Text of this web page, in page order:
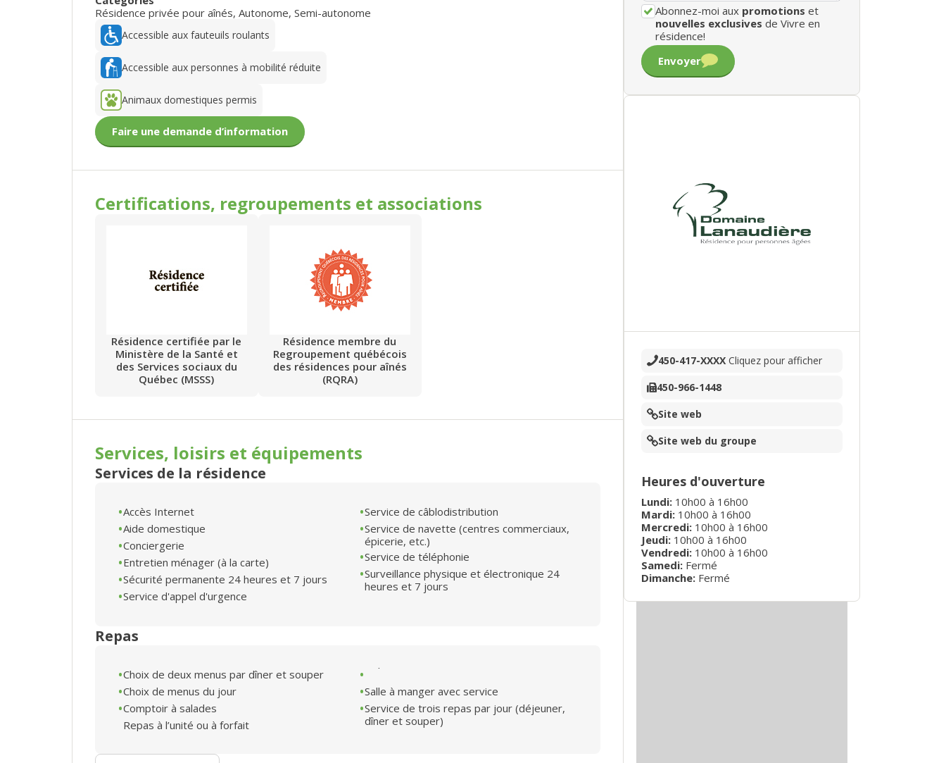
Résidence privée pour aînés, Autonome, Semi-autonome
Accessible aux fauteuils roulants
Accessible aux personnes à mobilité réduite
Animaux domestiques permis
Faire une demande d’information
Certifications, regroupements et associations
Résidence certifiée par le
Ministère de la Santé et
des Services sociaux du
Québec (MSSS)
Résidence membre du
Regroupement québécois
des résidences pour aînés
(RQRA)
Services, loisirs et équipements
Services de la résidence
Accès Internet
Aide domestique
Conciergerie
Entretien ménager (à la carte)
Sécurité permanente 24 heures et 7 jours
Service d'appel d'urgence
Service de câblodistribution
Service de navette (centres commerciaux,
épicerie, etc.)
Service de téléphonie
Surveillance physique et électronique 24
heures et 7 jours
Repas
Choix de deux menus par dîner et souper
Choix de menus du jour
Comptoir à salades
Repas à l’unité ou à forfait
Salle à manger avec service
Service de trois repas par jour (déjeuner,
dîner et souper)
Abonnez-moi aux promotions et
nouvelles exclusives de Vivre en
résidence!
Envoyer
450-417-XXXX Cliquez pour afficher
450-966-1448
Site web
Site web du groupe
Heures d'ouverture
Lundi: 10h00 à 16h00
Mardi: 10h00 à 16h00
Mercredi: 10h00 à 16h00
Jeudi: 10h00 à 16h00
Vendredi: 10h00 à 16h00
Samedi: Fermé
Dimanche: Fermé